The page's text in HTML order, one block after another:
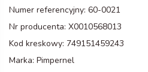
Numer referencyjny: 60-0021
Nr producenta: X0010568013
Kod kreskowy: 749151459243
Marka: Pimpernel